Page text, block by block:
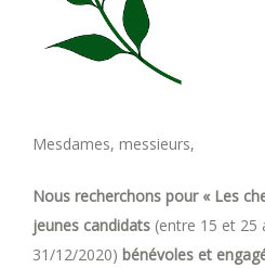
Mesdames, messieurs,
Nous recherchons pour « Les
jeunes candidats (entre 15 et 25
31/12/2020) bénévoles et